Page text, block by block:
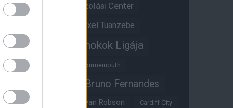
Aston Villa Átigazolási Center
Axel Tuanzebe
Ayden Heaven Bajnokok Ligája
Benjamin Sesko Bournemouth
Bruno Fernandes
Bryan Mbeumo Bryan Robson Cardiff City